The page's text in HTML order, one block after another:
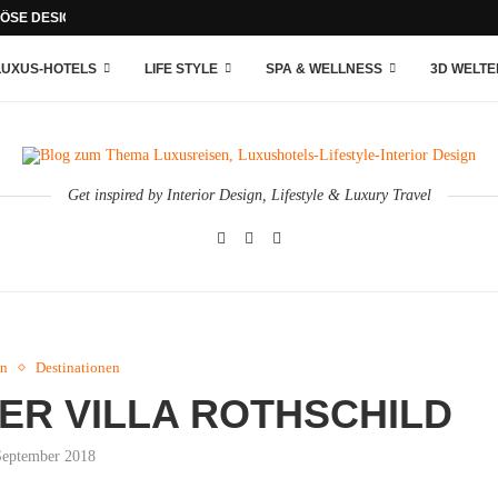
DESIGN-APPARTMENTS INMITTEN DER LECHTALER ALPEN
HOTELS LIFE STYLE SPA & WELLNESS 3D
Get inspired by Interior Design, Lifestyle & Luxury Travel
Destinationen
VILLA ROTHSCHILD
2018